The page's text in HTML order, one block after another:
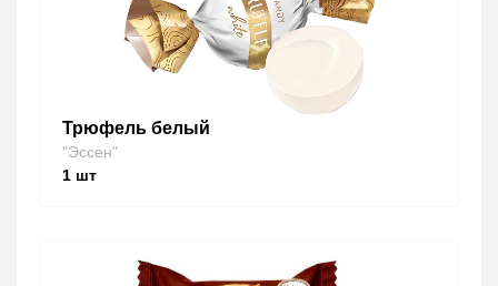
Трюфель белый
"Эссен"
1 шт